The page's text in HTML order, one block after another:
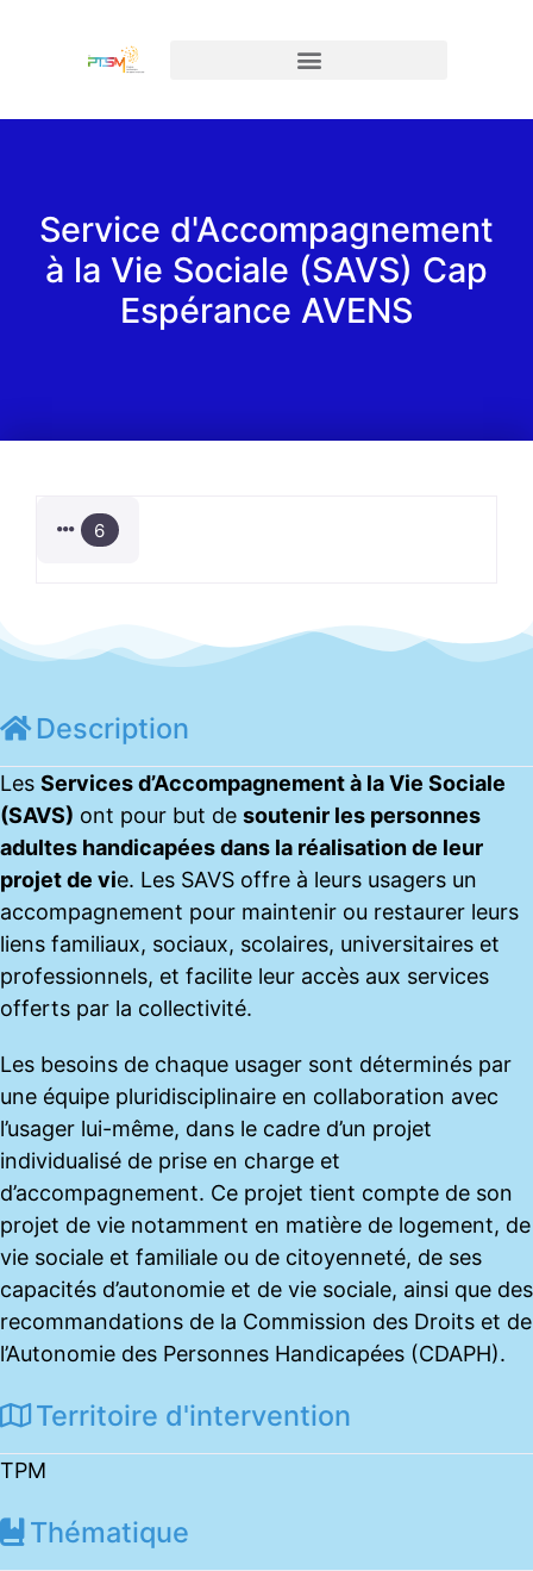
Service d'Accompagnement
à la Vie Sociale (SAVS) Cap
Espérance AVENS
6
Description
Les Services d’Accompagnement à la Vie Sociale
(SAVS) ont pour but de soutenir les personnes
adultes handicapées dans la réalisation de leur
projet de vie. Les SAVS offre à leurs usagers un
accompagnement pour maintenir ou restaurer leurs
liens familiaux, sociaux, scolaires, universitaires et
professionnels, et facilite leur accès aux services
offerts par la collectivité.
Les besoins de chaque usager sont déterminés par
une équipe pluridisciplinaire en collaboration avec
l’usager lui-même, dans le cadre d’un projet
individualisé de prise en charge et
d’accompagnement. Ce projet tient compte de son
projet de vie notamment en matière de logement, de
vie sociale et familiale ou de citoyenneté, de ses
capacités d’autonomie et de vie sociale, ainsi que des
recommandations de la Commission des Droits et de
l’Autonomie des Personnes Handicapées (CDAPH).
Territoire d'intervention
TPM
Thématique